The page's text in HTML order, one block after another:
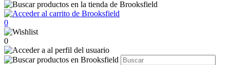
0
0